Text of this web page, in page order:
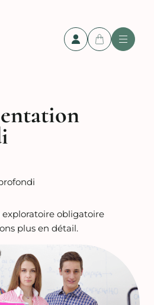
obligatoire
plus en détail.